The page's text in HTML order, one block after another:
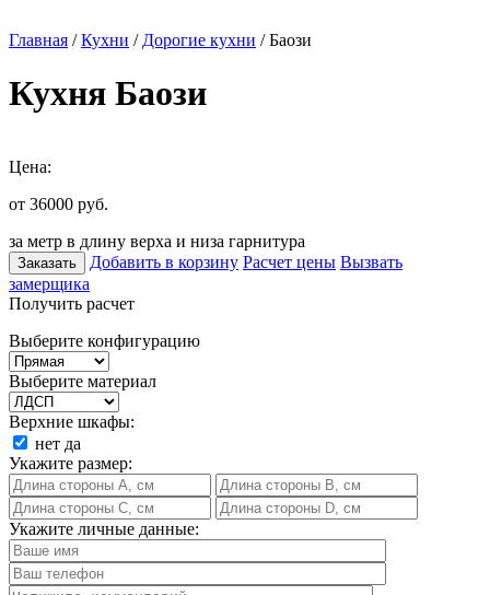
Главная /Кухни / Дорогие кухни / Баози
Кухня Баози
Цена:
от 36000 руб.
за метр в длину верха и низа гарнитура
Заказать Добавить в корзину Расчет цены Вызвать
замерщика
Получить расчет
Выберите конфигурацию
Выберите материал
Верхние шкафы:
нет да
Укажите размер:
Укажите личные данные: